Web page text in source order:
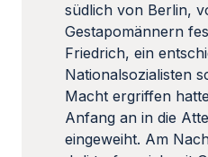
südlich von Berlin,
Gestapomännern
Friedrich, ein
Nationalsozialisten
Macht ergriffen
Anfang an in die
eingeweiht. Am